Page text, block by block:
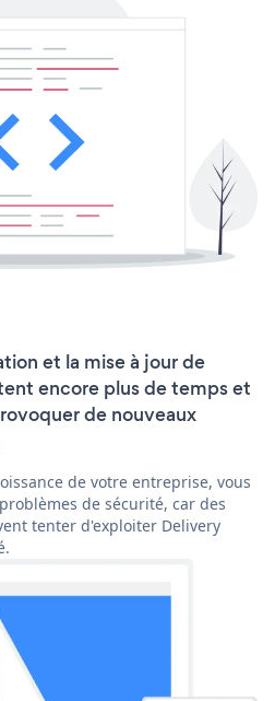
et la mise à jour de
encore plus de temps et
de nouveaux
de votre entreprise, vous
de sécurité, car des
tenter d'exploiter Delivery